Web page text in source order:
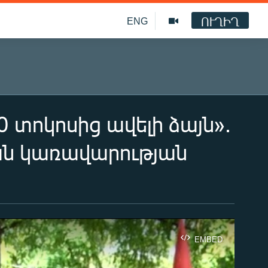
ENG ՈՒՂԻՂ
ավելի ձայն»․
կառավարության
EMBED